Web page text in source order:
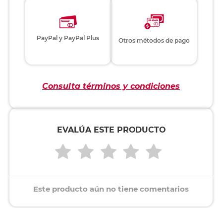
PayPal y PayPal Plus Otros métodos de pago
Consulta términos y condiciones
EVALÚA ESTE PRODUCTO
Este producto aún no tiene comentarios